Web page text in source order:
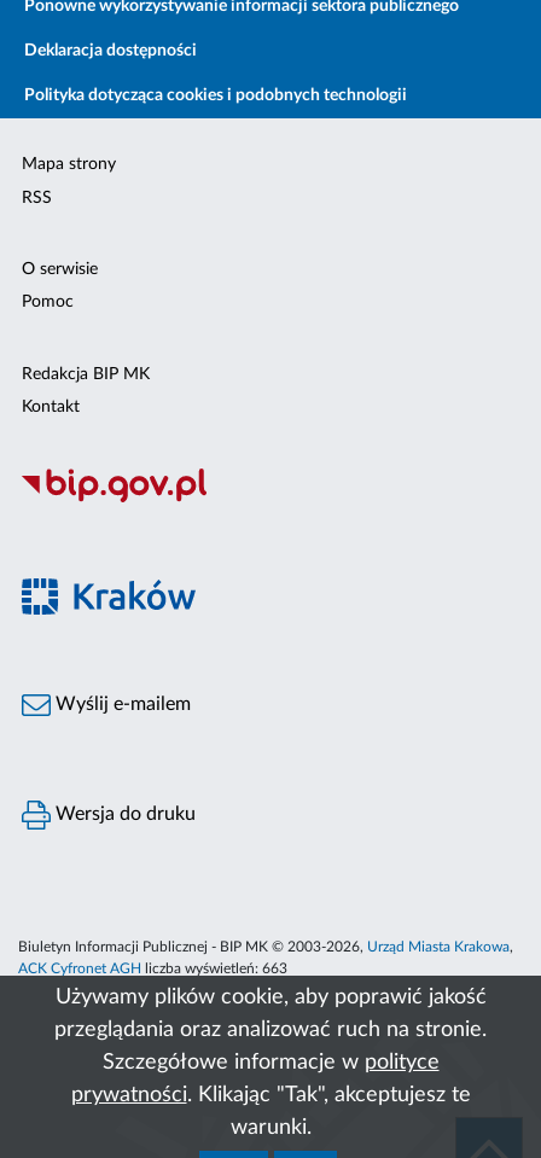
Używamy plików cookie, aby poprawić jakość
przeglądania oraz analizować ruch na stronie.
Szczegółowe informacje w polityce
prywatności. Klikając "Tak", akceptujesz te
warunki.
Ponowne wykorzystywanie informacji sektora publicznego
Deklaracja dostępności
Polityka dotycząca cookies i podobnych technologii
Mapa strony
RSS
O serwisie
Pomoc
Redakcja BIP MK
Kontakt
Wyślij e-mailem
Wersja do druku
Biuletyn Informacji Publicznej - BIP MK © 2003-2026, Urząd Miasta Krakowa,
ACK Cyfronet AGH
liczba wyświetleń: 663